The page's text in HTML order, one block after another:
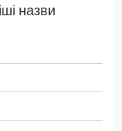
назви